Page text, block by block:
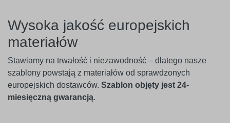
Wysoka jakość europejskich
materiałów
Stawiamy na trwałość i niezawodność – dlatego nasze
szablony powstają z materiałów od sprawdzonych
europejskich dostawców. Szablon objęty jest 24-
miesięczną gwarancją.